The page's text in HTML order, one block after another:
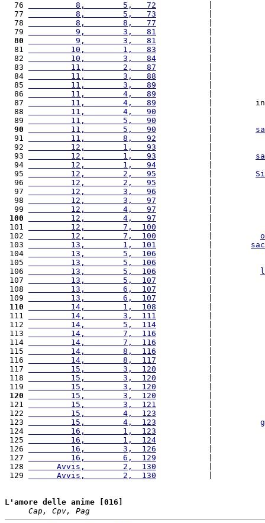
  76
          8,        5,   72
  77
          8,        5,   73
  78
          8,        8,   77
  79
          9,        3,   81
  80
          9,        3,   81
  81
         10,        1,   83
  82
         10,        3,   84
  83
         11,        2,   87
  84
         11,        3,   88
  85
         11,        3,   89
  86
         11,        4,   89
  87
         11,        4,   89
|
  88
         11,        4,   90
  89
         11,        5,   90
  90
         11,        5,   90
  91
         11,        8,   92
  92
         12,        1,   93
  93
         12,        1,   93
  94
         12,        1,   94
  95
         12,        2,   95
  96
         12,        2,   95
  97
         12,        3,   96
  98
         12,        3,   97
  99
         12,        4,   97
100
         12,        4,   97
101
         12,        7,  100
102
         12,        7,  100
103
         13,        1,  101
104
         13,        5,  106
105
         13,        5,  106
106
         13,        5,  106
107
         13,        5,  107
108
         13,        6,  107
109
         13,        6,  107
110
         14,        1,  108
111
         14,        3,  111
112
         14,        5,  114
113
         14,        7,  116
114
         14,        7,  116
115
         14,        8,  116
116
         14,        8,  117
117
         15,        3,  120
118
         15,        3,  120
119
         15,        3,  120
120
         15,        3,  120
121
         15,        3,  121
122
         15,        4,  123
123
         15,        4,  123
124
         16,        1,  123
125
         16,        1,  124
126
         16,        3,  126
127
         16,        6,  129
128
      Avvis,        2,  130
129
      Avvis,        2,  130
L'amore delle anime [016]
Cap, Cpv, Pag